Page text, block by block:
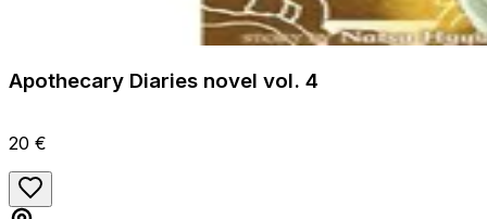
Apothecary Diaries novel vol. 4
20 €